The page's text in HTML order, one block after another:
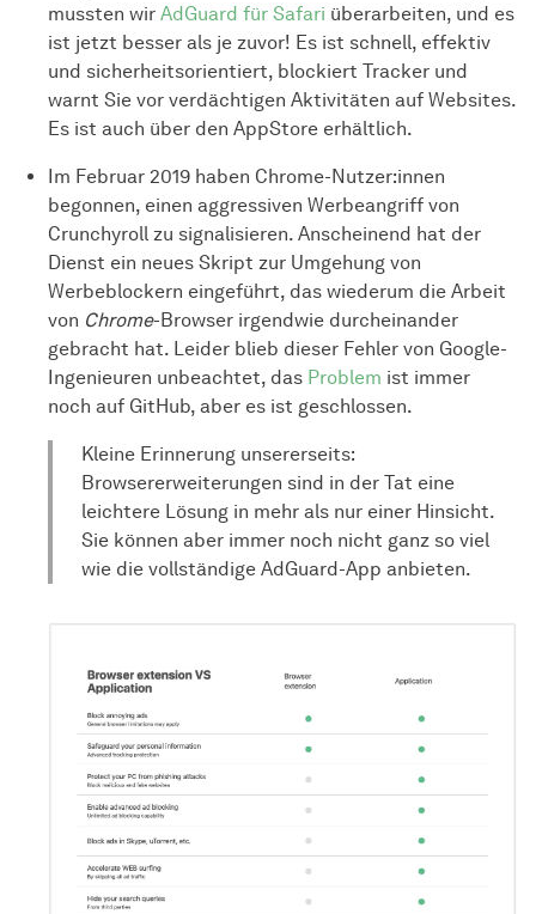
mussten wir AdGuard für Safari überarbeiten, und es
ist jetzt besser als je zuvor! Es ist schnell, effektiv
und sicherheitsorientiert, blockiert Tracker und
warnt Sie vor verdächtigen Aktivitäten auf Websites.
Es ist auch über den AppStore erhältlich.
Im Februar 2019 haben Chrome-Nutzer:innen
begonnen, einen aggressiven Werbeangriff von
Crunchyroll zu signalisieren. Anscheinend hat der
Dienst ein neues Skript zur Umgehung von
Werbeblockern eingeführt, das wiederum die Arbeit
von Chrome-Browser irgendwie durcheinander
gebracht hat. Leider blieb dieser Fehler von Google-
Ingenieuren unbeachtet, das Problem ist immer
noch auf GitHub, aber es ist geschlossen.
Kleine Erinnerung unsererseits:
Browsererweiterungen sind in der Tat eine
leichtere Lösung in mehr als nur einer Hinsicht.
Sie können aber immer noch nicht ganz so viel
wie die vollständige AdGuard-App anbieten.